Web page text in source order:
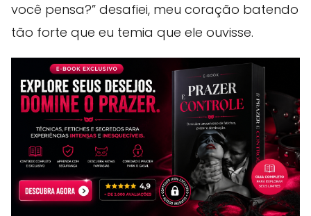
você pensa?” desafiei, meu coração batendo
tão forte que eu temia que ele ouvisse.